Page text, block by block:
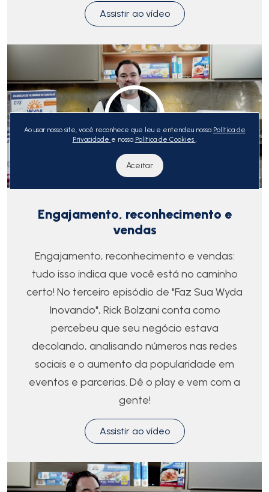
Assistir ao vídeo
Engajamento, reconhecimento e
vendas
Engajamento, reconhecimento e vendas:
tudo isso indica que você está no caminho
certo! No terceiro episódio de "Faz Sua Wyda
Inovando", Rick Bolzani conta como
percebeu que seu negócio estava
decolando, analisando números nas redes
sociais e o aumento da popularidade em
eventos e parcerias. Dê o play e vem com a
gente!
Assistir ao vídeo
Ao usar nosso site, você reconhece que leu e entendeu nossa Política de
Privacidade e nossa Política de Cookies
Aceitar